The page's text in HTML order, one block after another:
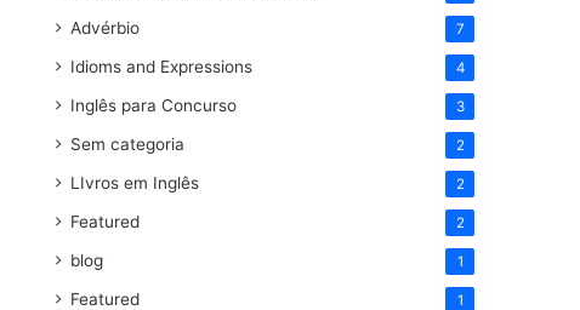
Advérbio 7
Idioms and Expressions 4
Inglês para Concurso 3
Sem categoria 2
LIvros em Inglês 2
Featured 2
blog 1
Featured 1